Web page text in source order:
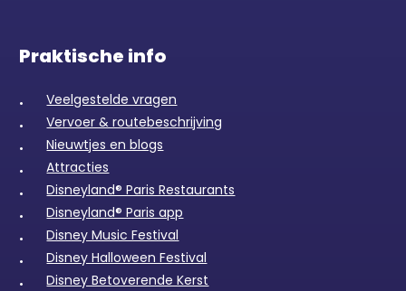
Praktische info
Veelgestelde vragen
Vervoer & routebeschrijving
Nieuwtjes en blogs
Attracties
Disneyland® Paris Restaurants
Disneyland® Paris app
Disney Music Festival
Disney Halloween Festival
Disney Betoverende Kerst